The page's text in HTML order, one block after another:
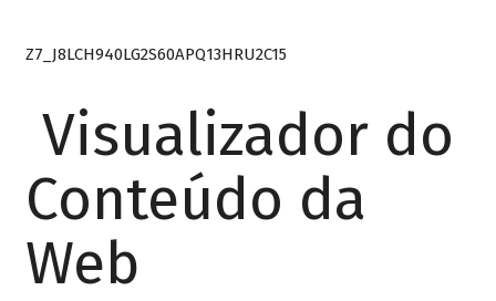
Z7_J8LCH940LG2S60APQ13HRU2C15
Visualizador do
Conteúdo da
Web